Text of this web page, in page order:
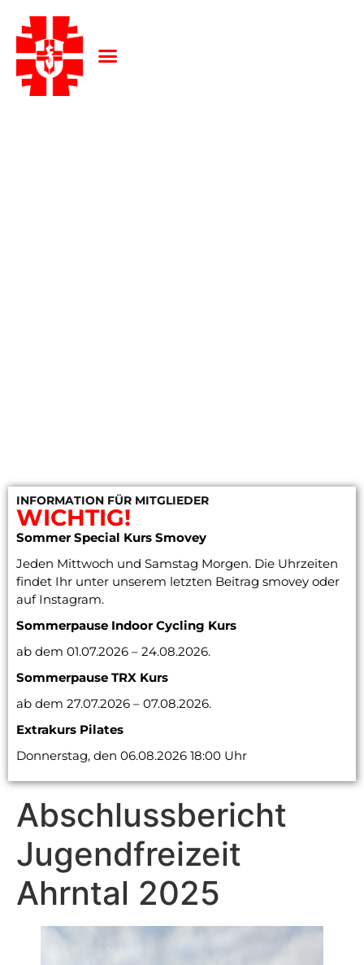
INFORMATION FÜR MITGLIEDER
WICHTIG!
Sommer Special Kurs Smovey
Jeden Mittwoch und Samstag Morgen. Die Uhrzeiten
findet Ihr unter unserem letzten Beitrag smovey oder
auf Instagram.
Sommerpause Indoor Cycling Kurs
ab dem 01.07.2026 – 24.08.2026.
Sommerpause TRX Kurs
ab dem 27.07.2026 – 07.08.2026.
Extrakurs Pilates
Donnerstag, den 06.08.2026 18:00 Uhr
Abschlussbericht
Jugendfreizeit
Ahrntal 2025